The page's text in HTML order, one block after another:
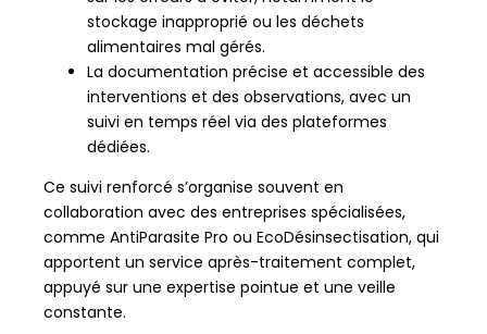
stockage inapproprié ou les déchets
alimentaires mal gérés.
La documentation précise et accessible des
interventions et des observations, avec un
suivi en temps réel via des plateformes
dédiées.
Ce suivi renforcé s’organise souvent en
collaboration avec des entreprises spécialisées,
comme AntiParasite Pro ou EcoDésinsectisation, qui
apportent un service après-traitement complet,
appuyé sur une expertise pointue et une veille
constante.